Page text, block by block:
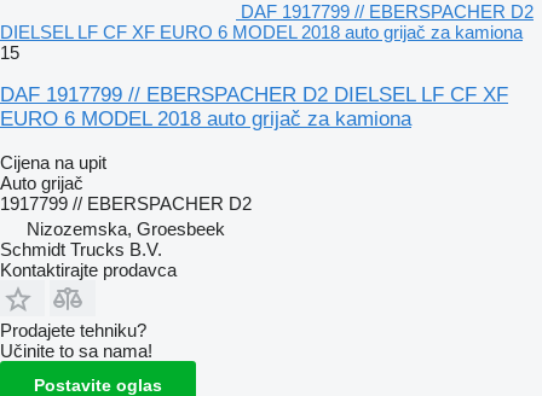
DAF 1917799 // EBERSPACHER D2
DIELSEL LF CF XF EURO 6 MODEL 2018 auto grijač za kamiona
15
DAF 1917799 // EBERSPACHER D2 DIELSEL LF CF XF
EURO 6 MODEL 2018 auto grijač za kamiona
Cijena na upit
Auto grijač
1917799 // EBERSPACHER D2
Nizozemska, Groesbeek
Schmidt Trucks B.V.
Kontaktirajte prodavca
Prodajete tehniku?
Učinite to sa nama!
Postavite oglas